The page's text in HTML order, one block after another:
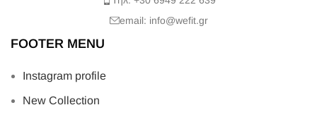
email: info@wefit.gr
FOOTER MENU
Instagram profile
New Collection